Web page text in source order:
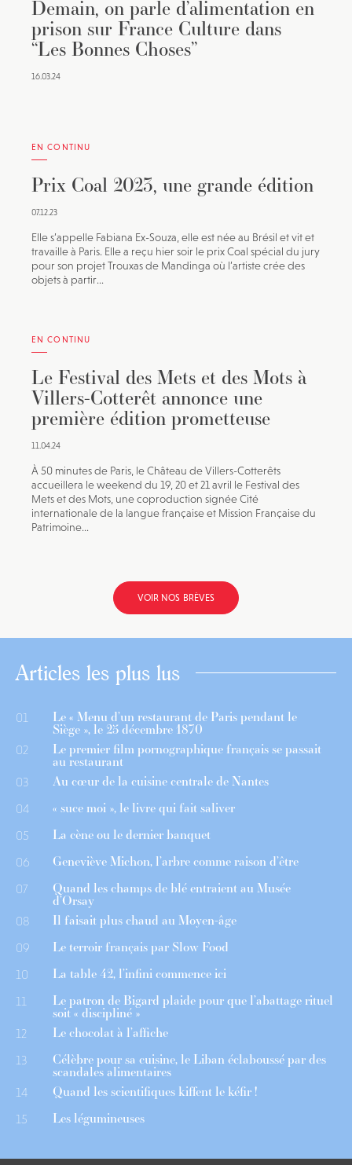
Demain, on parle d’alimentation en
prison sur France Culture dans
“Les Bonnes Choses”
16.03.24
EN CONTINU
Prix Coal 2023, une grande édition
07.12.23
Elle s’appelle Fabiana Ex-Souza, elle est née au Brésil et vit et
travaille à Paris. Elle a reçu hier soir le prix Coal spécial du jury
pour son projet Trouxas de Mandinga où l’artiste crée des
objets à partir...
EN CONTINU
Le Festival des Mets et des Mots à
Villers-Cotterêt annonce une
première édition prometteuse
11.04.24
À 50 minutes de Paris, le Château de Villers-Cotterêts
accueillera le weekend du 19, 20 et 21 avril le Festival des
Mets et des Mots, une coproduction signée Cité
internationale de la langue française et Mission Française du
Patrimoine...
VOIR NOS BRÈVES
Articles les plus lus
01 Le « Menu d’un restaurant de Paris pendant le
Siège », le 25 décembre 1870
02 Le premier film pornographique français se passait
au restaurant
03 Au cœur de la cuisine centrale de Nantes
04 « suce moi », le livre qui fait saliver
05 La cène ou le dernier banquet
06 Geneviève Michon, l’arbre comme raison d’être
07 Quand les champs de blé entraient au Musée
d’Orsay
08 Il faisait plus chaud au Moyen-âge
09 Le terroir français par Slow Food
10 La table 42, l’infini commence ici
11 Le patron de Bigard plaide pour que l’abattage rituel
soit « discipliné »
12 Le chocolat à l’affiche
13 Célèbre pour sa cuisine, le Liban éclaboussé par des
scandales alimentaires
14 Quand les scientifiques kiffent le kéfir !
15 Les légumineuses